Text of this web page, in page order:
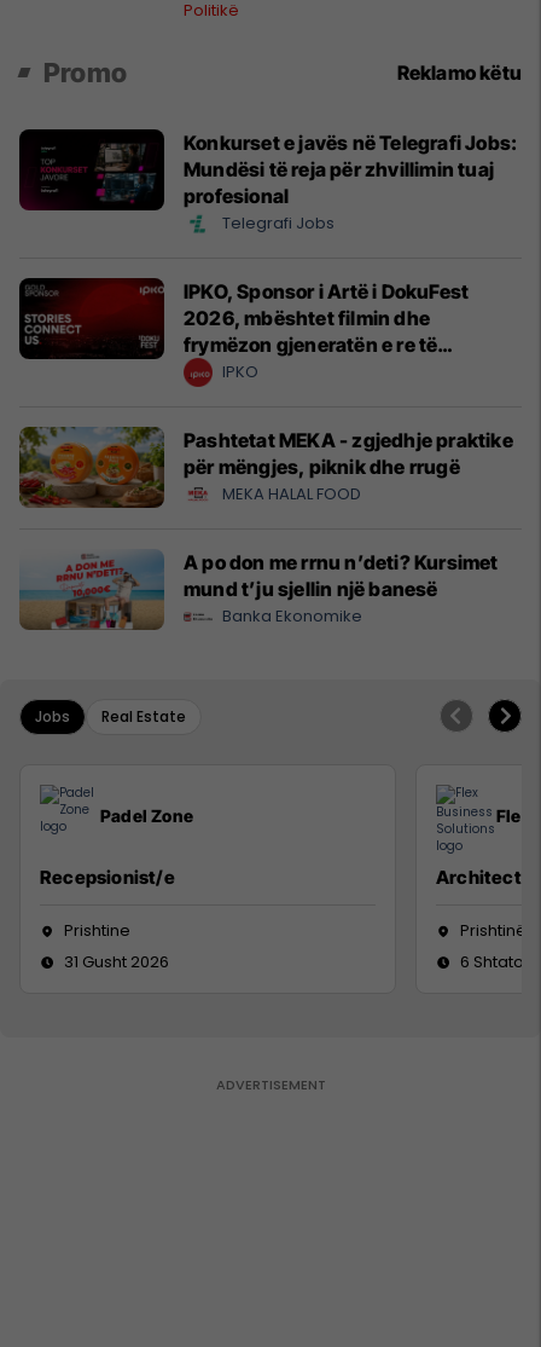
Politikë
Promo Reklamo këtu
Konkurset e javës në Telegrafi Jobs:
Mundësi të reja për zhvillimin tuaj
profesional
Telegrafi Jobs
IPKO, Sponsor i Artë i DokuFest
2026, mbështet filmin dhe
frymëzon gjeneratën e re të
krijuesve
IPKO
Pashtetat MEKA - zgjedhje praktike
për mëngjes, piknik dhe rrugë
MEKA HALAL FOOD
A po don me rrnu n’deti? Kursimet
mund t’ju sjellin një banesë
Banka Ekonomike
Jobs Real Estate
Padel Zone
Recepsionist/e
Prishtine
31 Gusht 2026
Flex
Architect
Prishtinë
6 Shtator